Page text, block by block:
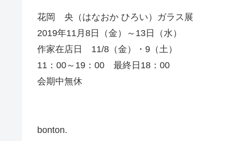
花岡 央（はなおか ひろい）ガラス展
2019年11月8日（金）～13日（水）
作家在店日 11/8（金）・9（土）
11：00～19：00 最終日18：00
会期中無休
bonton.